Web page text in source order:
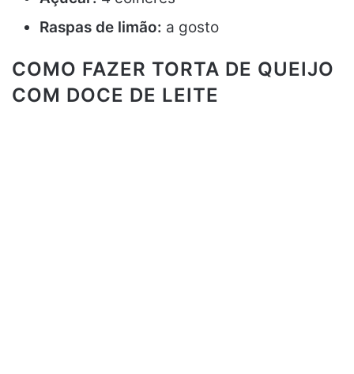
Raspas de limão: a gosto
COMO FAZER TORTA DE QUEIJO
COM DOCE DE LEITE